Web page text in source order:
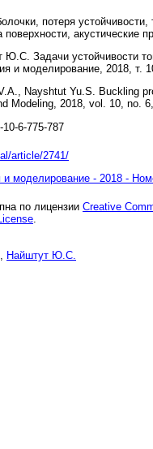
потеря
акустические
Задачи устойчивости
и моделирование, 2018, т.
Nayshtut Yu.S. Buckling
Modeling, 2018, vol. 10, no.
6-775-787
article/2741/
моделирование - 2018 -
по лицензии Creative
Найштут Ю.С.